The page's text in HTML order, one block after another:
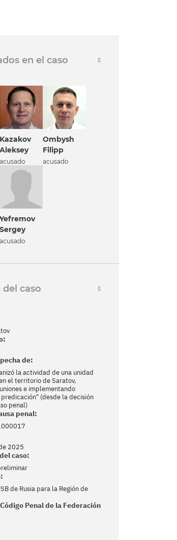
en el caso
Kazakov
Aleksey
acusado
Ombysh
Filipp
acusado
Yefremov
Sergey
acusado
del caso
de:
la actividad de una unidad
el territorio de Saratov,
e implementando
(desde la decisión
penal)
penal:
2025
caso:
de Rusia para la Región de
Penal de la Federación